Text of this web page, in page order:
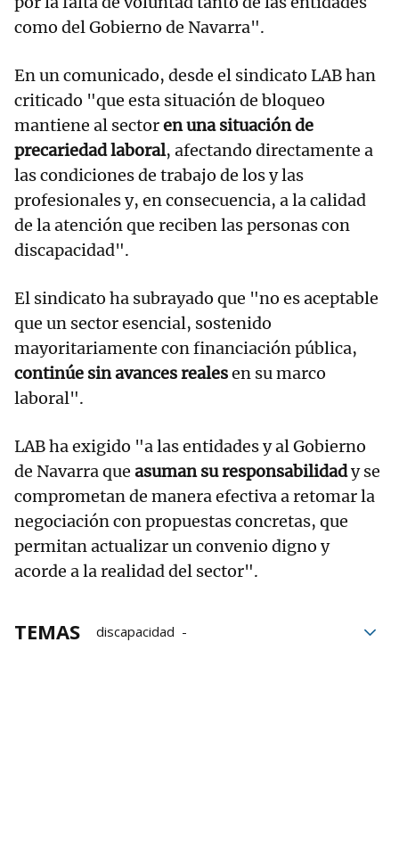
como del Gobierno de Navarra".
En un comunicado, desde el sindicato LAB han
criticado "que esta situación de bloqueo
mantiene al sectoren una situación de
precariedad laboral, afectando directamente a
las condiciones de trabajo de los y las
profesionales y, en consecuencia, a la calidad
de la atención que reciben las personas con
discapacidad".
El sindicato ha subrayado que "no es aceptable
que un sector esencial, sostenido
mayoritariamente con financiación pública,
continúe sin avances realesen su marco
laboral".
LAB ha exigido "a las entidades y al Gobierno
de Navarra que asuman su responsabilidady se
comprometan de manera efectiva a retomar la
negociación con propuestas concretas, que
permitan actualizar un convenio digno y
acorde a la realidad del sector".
TEMAS
discapacidad